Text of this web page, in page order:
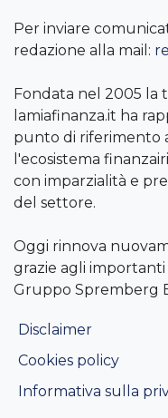
Per inviare
redazione alla mail:
Fondata nel 2005 la
lamiafinanza.it ha
punto di riferimento
l'ecosistema
con imparzialità e
del settore.
Oggi rinnova
grazie agli
Gruppo Spremberg
Disclaimer
Cookies policy
Informativa sulla